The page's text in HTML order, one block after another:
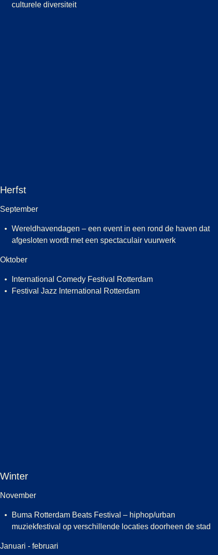
culturele diversiteit
Herfst
September
Wereldhavendagen – een event in een rond de haven dat
afgesloten wordt met een spectaculair vuurwerk
Oktober
International Comedy Festival Rotterdam
Festival Jazz International Rotterdam
Winter
November
Buma Rotterdam Beats Festival – hiphop/urban
muziekfestival op verschillende locaties doorheen de stad
Januari - februari